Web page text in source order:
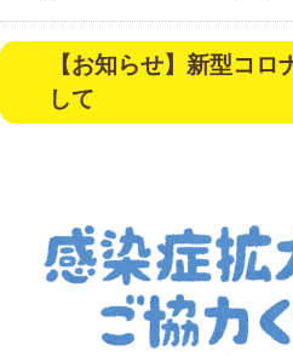
【お知らせ】新型コロ
して